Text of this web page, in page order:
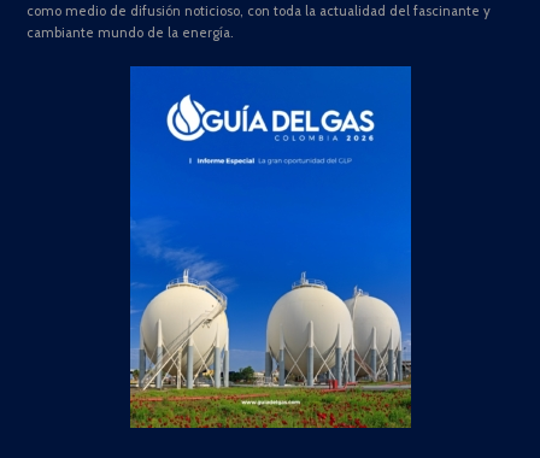
como medio de difusión noticioso, con toda la actualidad del fascinante y
cambiante mundo de la energía.